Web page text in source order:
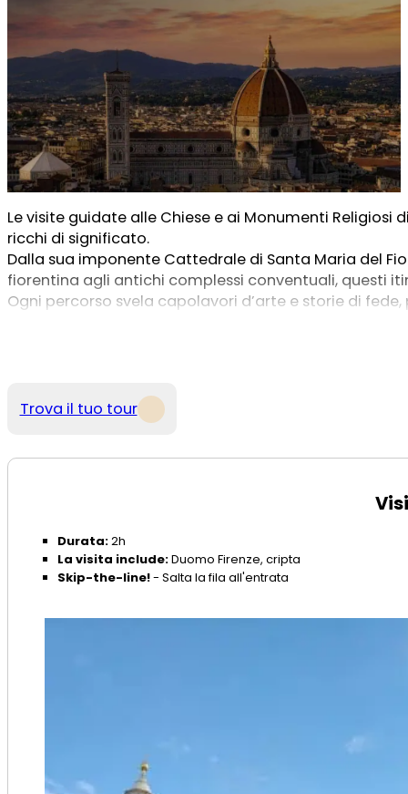
Le visite guidate alle Chiese e ai Monumenti
ricchi di significato.
Dalla sua imponente Cattedrale di Santa Maria del
fiorentina agli antichi complessi conventuali, questi
Ogni percorso svela capolavori d’arte e storie di
Trova il tuo tour
Durata:2h
La visita include:Duomo Firenze, cripta
Skip-the-line!- Salta la fila all'entrata